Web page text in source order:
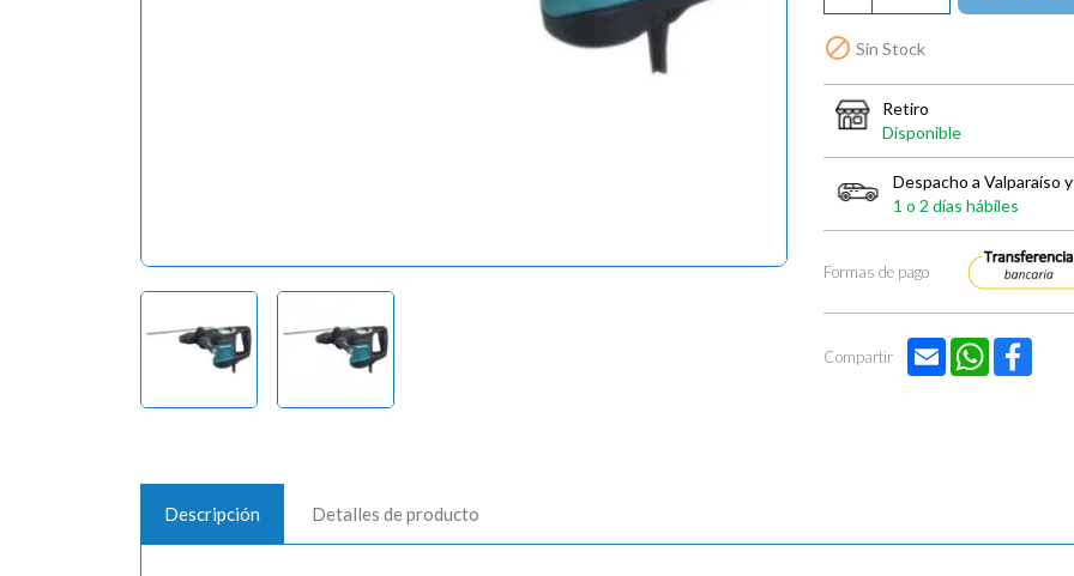
 Sin Stock
Retiro
Disponible
Despacho a Valparaíso
1 o 2 días hábiles
Formas de pago
Compartir Email WhatsApp
Descripción Detalles de producto